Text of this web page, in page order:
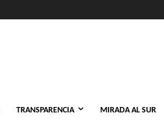
TRANSPARENCIA MIRADA AL SUR